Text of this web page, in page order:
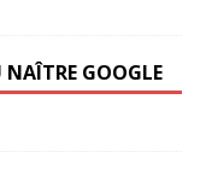
NAÎTRE GOOGLE